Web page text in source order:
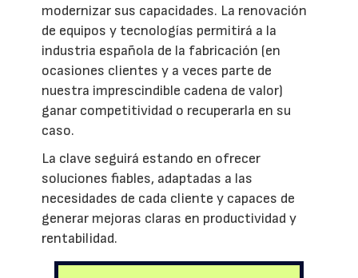
modernizar sus capacidades. La renovación
de equipos y tecnologías permitirá a la
industria española de la fabricación (en
ocasiones clientes y a veces parte de
nuestra imprescindible cadena de valor)
ganar competitividad o recuperarla en su
caso.
La clave seguirá estando en ofrecer
soluciones fiables, adaptadas a las
necesidades de cada cliente y capaces de
generar mejoras claras en productividad y
rentabilidad.